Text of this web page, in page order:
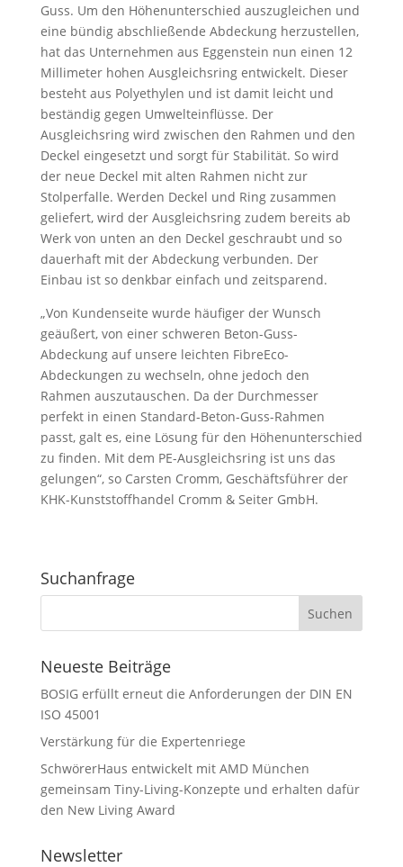
Guss. Um den Höhenunterschied auszugleichen und
eine bündig abschließende Abdeckung herzustellen,
hat das Unternehmen aus Eggenstein nun einen 12
Millimeter hohen Ausgleichsring entwickelt. Dieser
besteht aus Polyethylen und ist damit leicht und
beständig gegen Umwelteinflüsse. Der
Ausgleichsring wird zwischen den Rahmen und den
Deckel eingesetzt und sorgt für Stabilität. So wird
der neue Deckel mit alten Rahmen nicht zur
Stolperfalle. Werden Deckel und Ring zusammen
geliefert, wird der Ausgleichsring zudem bereits ab
Werk von unten an den Deckel geschraubt und so
dauerhaft mit der Abdeckung verbunden. Der
Einbau ist so denkbar einfach und zeitsparend.
„Von Kundenseite wurde häufiger der Wunsch
geäußert, von einer schweren Beton-Guss-
Abdeckung auf unsere leichten FibreEco-
Abdeckungen zu wechseln, ohne jedoch den
Rahmen auszutauschen. Da der Durchmesser
perfekt in einen Standard-Beton-Guss-Rahmen
passt, galt es, eine Lösung für den Höhenunterschied
zu finden. Mit dem PE-Ausgleichsring ist uns das
gelungen“, so Carsten Cromm, Geschäftsführer der
KHK-Kunststoffhandel Cromm & Seiter GmbH.
Suchanfrage
Neueste Beiträge
BOSIG erfüllt erneut die Anforderungen der DIN EN
ISO 45001
Verstärkung für die Expertenriege
SchwörerHaus entwickelt mit AMD München
gemeinsam Tiny-Living-Konzepte und erhalten dafür
den New Living Award
Newsletter